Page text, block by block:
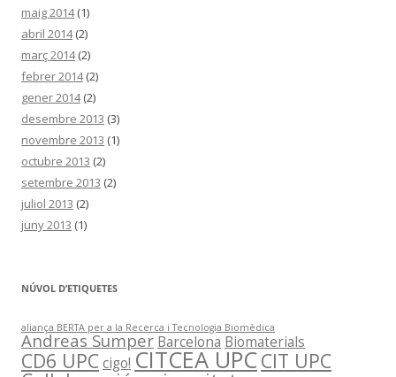
maig 2014(1)
abril 2014(2)
març 2014(2)
febrer 2014(2)
gener 2014(2)
desembre 2013 (3)
novembre 2013 (1)
octubre 2013 (2)
setembre 2013 (2)
juliol 2013 (2)
juny 2013 (1)
NÚVOL D’ETIQUETES
aliança BERTA per a la Recerca i Tecnologia Biomèdica
Andreas Sumper Barcelona Biomaterials
CD6 UPCcigo! CITCEA UPCCIT UPC